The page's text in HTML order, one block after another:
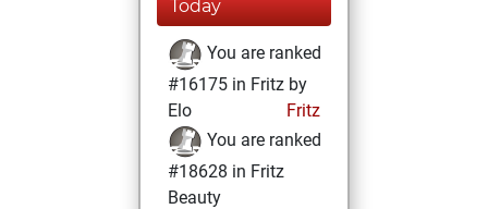
Today
You are ranked
#16175 in Fritz by
Elo
Fritz
You are ranked
#18628 in Fritz
Beauty